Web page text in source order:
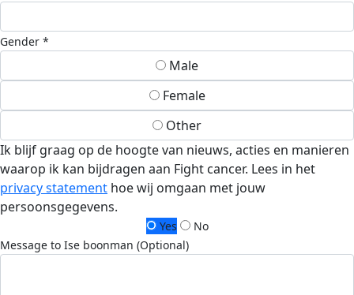
Gender *
Male
Female
Other
Ik blijf graag op de hoogte van nieuws, acties en manieren
waarop ik kan bijdragen aan Fight cancer. Lees in het
privacy statement hoe wij omgaan met jouw
persoonsgegevens.
Yes
No
Message to Ise boonman (Optional)